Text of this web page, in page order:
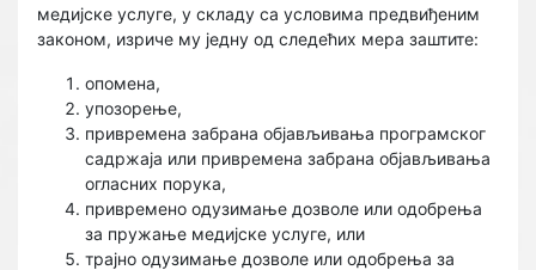
медијске услуге, у складу са условима предвиђеним
законом, изриче му једну од следећих мера заштите:
опомена,
упозорење,
привремена забрана објављивања програмског
садржаја или привремена забрана објављивања
огласних порука,
привремено одузимање дозволе или одобрења
за пружање медијске услуге, или
трајно одузимање дозволе или одобрења за